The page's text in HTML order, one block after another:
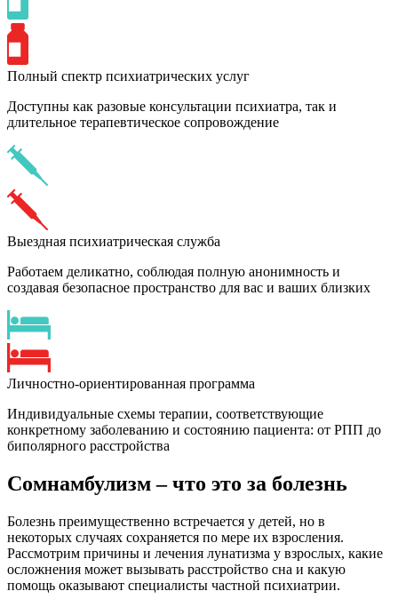
Полный спектр психиатрических услуг
Доступны как разовые консультации психиатра, так и
длительное терапевтическое сопровождение
Выездная психиатрическая служба
Работаем деликатно, соблюдая полную анонимность и
создавая безопасное пространство для вас и ваших близких
Личностно-ориентированная программа
Индивидуальные схемы терапии, соответствующие
конкретному заболеванию и состоянию пациента: от РПП до
биполярного расстройства
Сомнамбулизм – что это за болезнь
Болезнь преимущественно встречается у детей, но в
некоторых случаях сохраняется по мере их взросления.
Рассмотрим причины и лечения лунатизма у взрослых, какие
осложнения может вызывать расстройство сна и какую
помощь оказывают специалисты частной психиатрии.